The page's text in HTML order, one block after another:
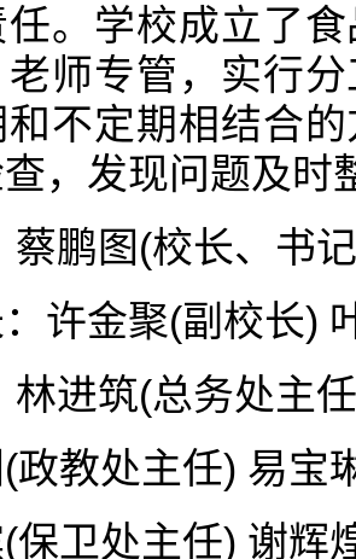
。学校成立了
师专管，实行
不定期相结合
，发现问题及时
蔡鹏图(校长、书
许金聚(副校长)
林进筑(总务处主
政教处主任) 易宝
保卫处主任) 谢辉